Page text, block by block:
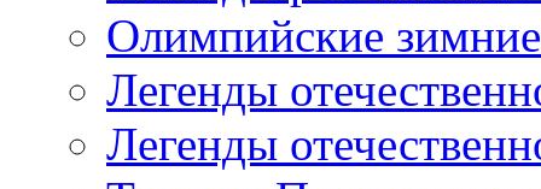
Олимпийские
Легенды
Легенды